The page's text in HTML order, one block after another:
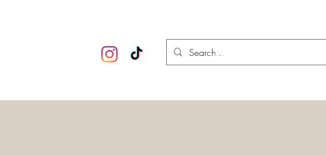
Escuela esotérica Iniciar sesión